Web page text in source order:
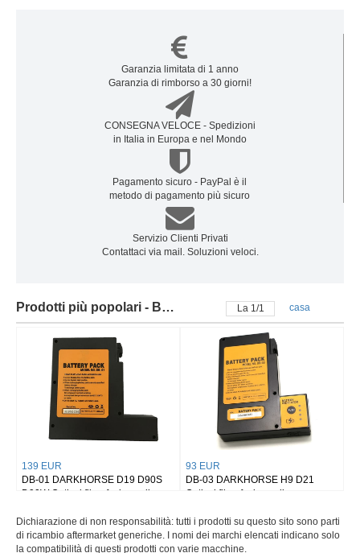
Garanzia limitata di 1 anno
Garanzia di rimborso a 30 giorni!
CONSEGNA VELOCE - Spedizioni
in Italia in Europa e nel Mondo
Pagamento sicuro - PayPal è il
metodo di pagamento più sicuro
Servizio Clienti Privati
Contattaci via mail. Soluzioni veloci.
Prodotti più popolari - Batteria darkhorse La 1/1 casa
139 EUR
DB-01 DARKHORSE D19 D90S
D90W Optical fiber fusion splicer
93 EUR
DB-03 DARKHORSE H9 D21
Optical fiber fusion splicer
Dichiarazione di non responsabilità: tutti i prodotti su questo sito sono parti
di ricambio aftermarket generiche. I nomi dei marchi elencati indicano solo
la compatibilità di questi prodotti con varie macchine.